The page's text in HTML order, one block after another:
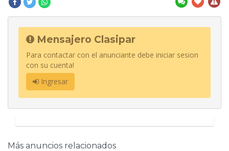
Mensajero Clasipar
Para contactar con el anunciante debe iniciar sesion
con su cuenta!
Ingresar
Más anuncios relacionados